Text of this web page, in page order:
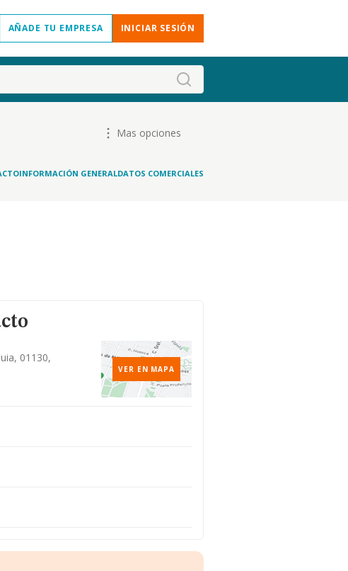
AÑADE TU EMPRESA INICIAR SESIÓN
Mas opciones
INFORMACIÓN GENERALDATOS COMERCIALES
01130,
VER EN MAPA